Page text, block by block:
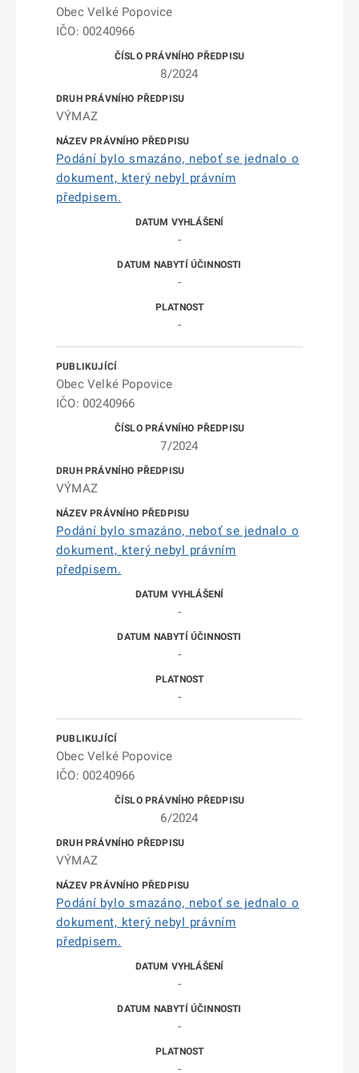
Obec Velké Popovice
IČO: 00240966
8/2024
VÝMAZ
Podání bylo smazáno, neboť se jednalo o
dokument, který nebyl právním
předpisem.
-
-
-
Obec Velké Popovice
IČO: 00240966
7/2024
VÝMAZ
Podání bylo smazáno, neboť se jednalo o
dokument, který nebyl právním
předpisem.
-
-
-
Obec Velké Popovice
IČO: 00240966
6/2024
VÝMAZ
Podání bylo smazáno, neboť se jednalo o
dokument, který nebyl právním
předpisem.
-
-
-